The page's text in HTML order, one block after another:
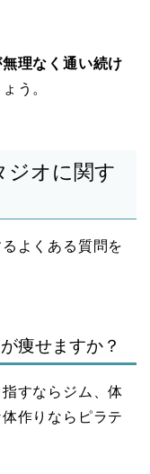
理なく通い続け
う。
ジオに関す
よくある質問を
痩せますか？
すならジム、体
作りならピラテ